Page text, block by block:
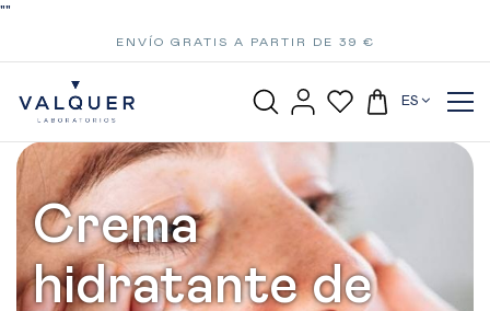
""
ENVÍO GRATIS A PARTIR DE 39 €
ES
Crema
hidratante de